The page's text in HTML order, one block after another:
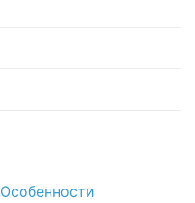
Особенности